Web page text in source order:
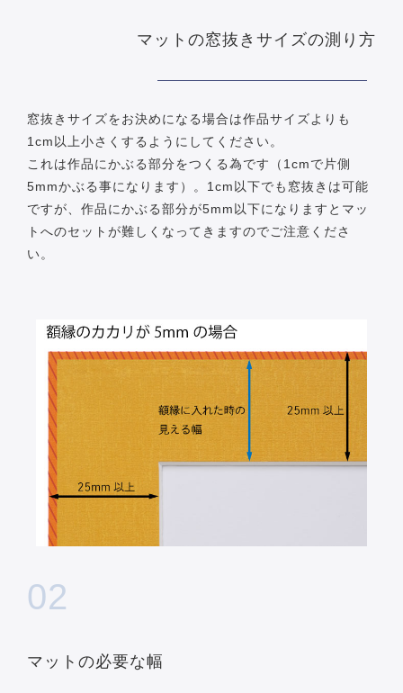
マットの窓抜きサイズの測り方
窓抜きサイズをお決めになる場合は作品サイズよりも
1cm以上小さくするようにしてください。
これは作品にかぶる部分をつくる為です（1cmで片側
5mmかぶる事になります）。1cm以下でも窓抜きは可能
ですが、作品にかぶる部分が5mm以下になりますとマッ
トへのセットが難しくなってきますのでご注意くださ
い。
02
マットの必要な幅